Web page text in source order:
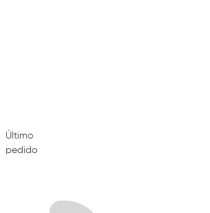
Último
pedido